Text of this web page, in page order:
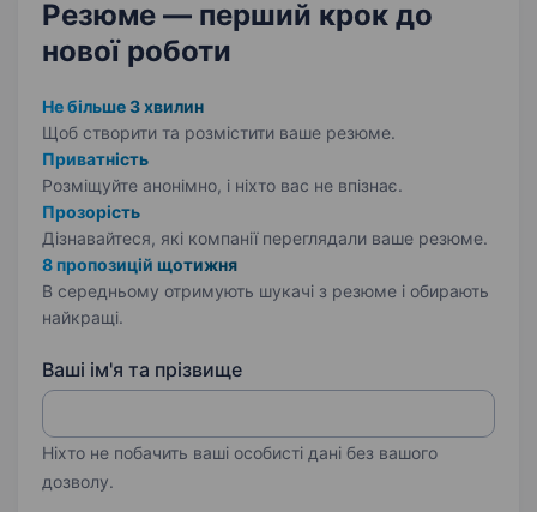
Резюме — перший крок до
нової роботи
Не більше 3 хвилин
Щоб створити та розмістити ваше резюме.
Приватність
Розміщуйте анонімно, і ніхто вас не впізнає.
Прозорість
Дізнавайтеся, які компанії переглядали ваше резюме.
8 пропозицій щотижня
В середньому отримують шукачі з резюме і обирають
найкращі.
Ваші ім'я та прізвище
Ніхто не побачить ваші особисті дані без вашого
дозволу.